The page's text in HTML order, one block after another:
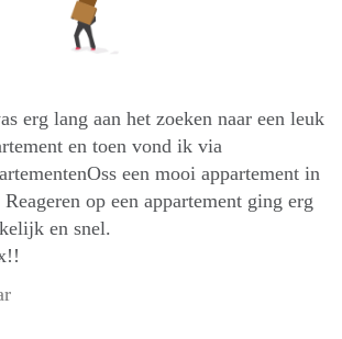
erg lang aan het zoeken naar een leuk
en toen vond ik via
een mooi appartement in
Reageren op een appartement ging erg
en snel.